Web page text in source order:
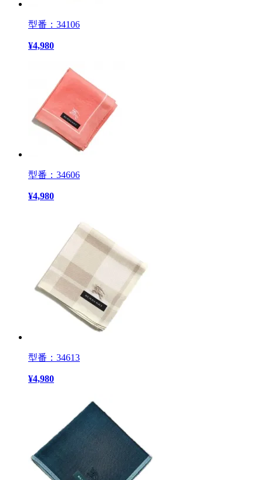
型番：34106
¥4,980
型番：34606
¥4,980
型番：34613
¥4,980